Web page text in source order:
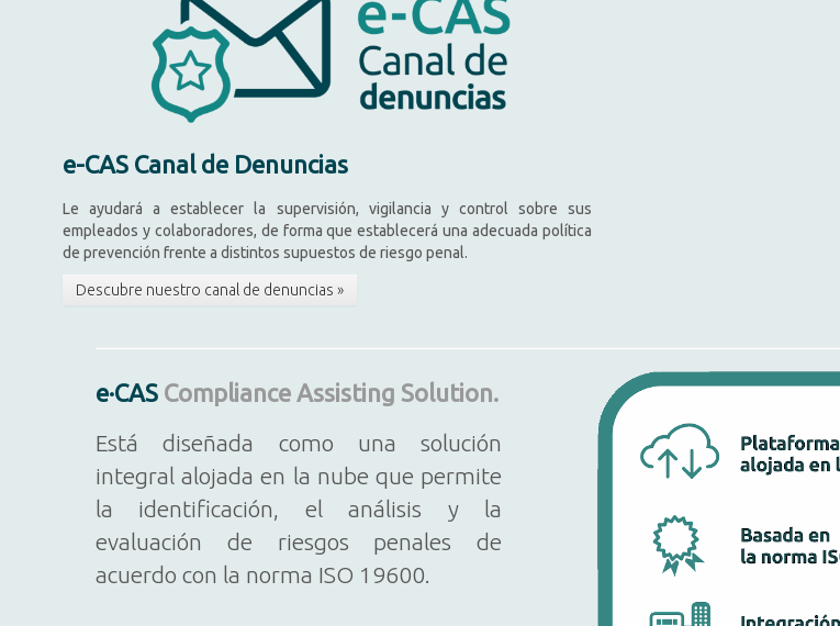
e-CAS Canal de Denuncias
Le ayudará a establecer la supervisión, vigilancia y control sobre sus
empleados y colaboradores, de forma que establecerá una adecuada política
de prevención frente a distintos supuestos de riesgo penal.
Descubre nuestro canal de denuncias »
e·CAS Compliance Assisting Solution.
Está diseñada como una solución
integral alojada en la nube que permite
la identificación, el análisis y la
evaluación de riesgos penales de
acuerdo con la norma ISO 19600.